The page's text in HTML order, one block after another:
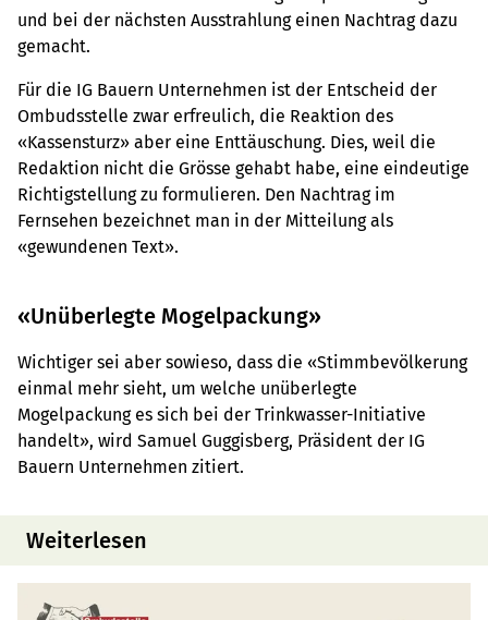
und bei der nächsten Ausstrahlung einen Nachtrag dazu
gemacht.
Für die IG Bauern Unternehmen ist der Entscheid der
Ombudsstelle zwar erfreulich, die Reaktion des
«Kassensturz» aber eine Enttäuschung. Dies, weil die
Redaktion nicht die Grösse gehabt habe, eine eindeutige
Richtigstellung zu formulieren. Den Nachtrag im
Fernsehen bezeichnet man in der Mitteilung als
«gewundenen Text».
«Unüberlegte Mogelpackung»
Wichtiger sei aber sowieso, dass die «Stimmbevölkerung
einmal mehr sieht, um welche unüberlegte
Mogelpackung es sich bei der Trinkwasser-Initiative
handelt», wird Samuel Guggisberg, Präsident der IG
Bauern Unternehmen zitiert.
Weiterlesen